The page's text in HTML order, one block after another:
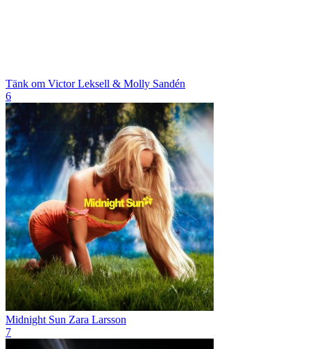
Tänk om Victor Leksell & Molly Sandén
6
Midnight Sun Zara Larsson
7